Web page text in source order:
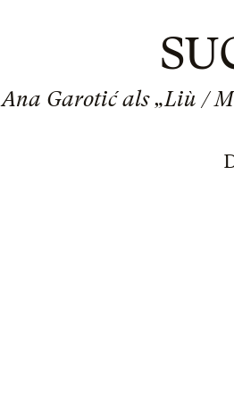
Ana Garotić als „Liù /